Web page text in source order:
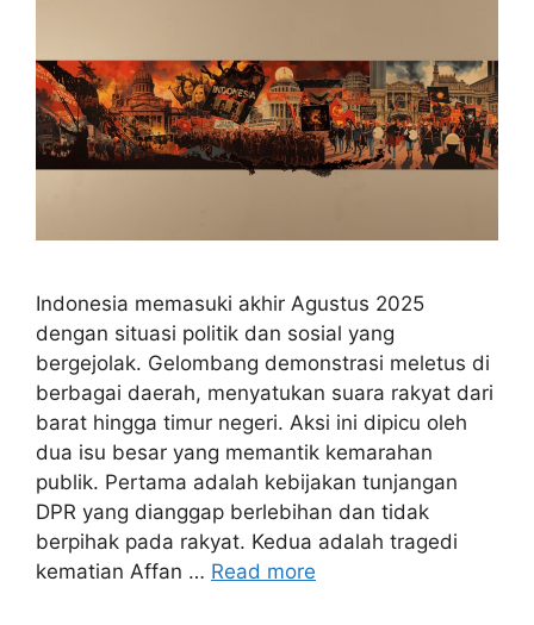
Indonesia memasuki akhir Agustus 2025
dengan situasi politik dan sosial yang
bergejolak. Gelombang demonstrasi meletus di
berbagai daerah, menyatukan suara rakyat dari
barat hingga timur negeri. Aksi ini dipicu oleh
dua isu besar yang memantik kemarahan
publik. Pertama adalah kebijakan tunjangan
DPR yang dianggap berlebihan dan tidak
berpihak pada rakyat. Kedua adalah tragedi
kematian Affan … Read more